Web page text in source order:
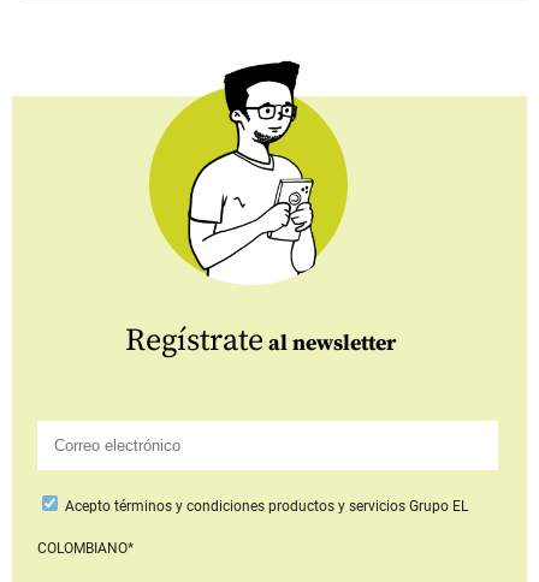
Regístrate al newsletter
Aceptotérminos y condiciones productos y serviciosGrupo EL
COLOMBIANO*